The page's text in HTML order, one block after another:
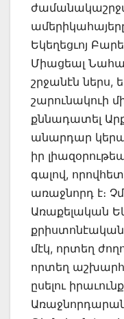
Եկեղեցւոյ
Միացեալ
շրջանէն ներս,
շարունակուի
քննադատել
անարդար
իր
գալով,
առաջնորդ է։
Առաքելական
մէկ, որտեղ
որտեղ
ըսելու